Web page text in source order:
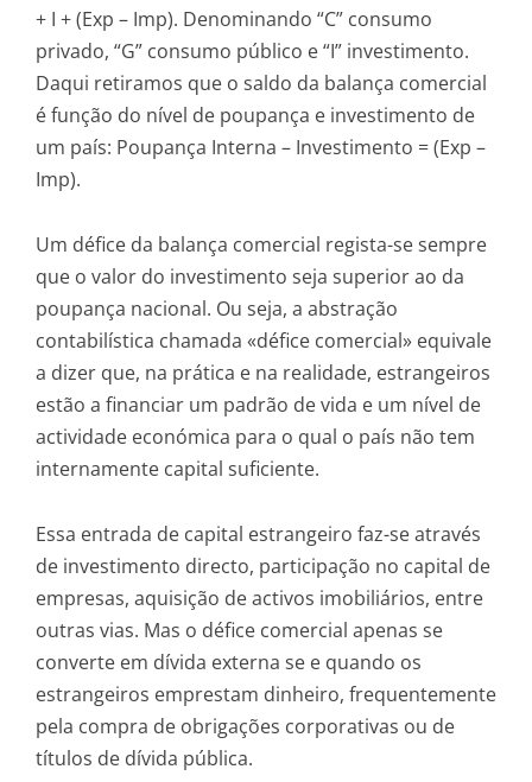
+ I + (Exp – Imp). Denominando “C” consumo
privado, “G” consumo público e “I” investimento.
Daqui retiramos que o saldo da balança comercial
é função do nível de poupança e investimento de
um país: Poupança Interna – Investimento = (Exp –
Imp).
Um défice da balança comercial regista-se sempre
que o valor do investimento seja superior ao da
poupança nacional. Ou seja, a abstração
contabilística chamada «défice comercial» equivale
a dizer que, na prática e na realidade, estrangeiros
estão a financiar um padrão de vida e um nível de
actividade económica para o qual o país não tem
internamente capital suficiente.
Essa entrada de capital estrangeiro faz-se através
de investimento directo, participação no capital de
empresas, aquisição de activos imobiliários, entre
outras vias. Mas o défice comercial apenas se
converte em dívida externa se e quando os
estrangeiros emprestam dinheiro, frequentemente
pela compra de obrigações corporativas ou de
títulos de dívida pública.